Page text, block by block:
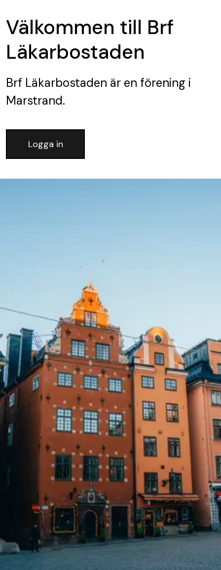
Välkommen till Brf
Läkarbostaden
Brf Läkarbostaden är en förening i
Marstrand.
Logga in